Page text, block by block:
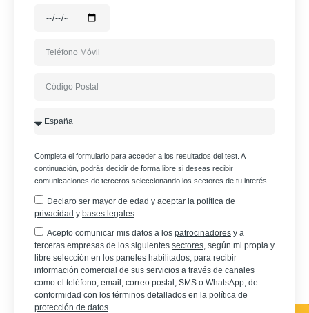
Completa el formulario para acceder a los resultados del test. A
continuación, podrás decidir de forma libre si deseas recibir
comunicaciones de terceros seleccionando los sectores de tu interés.
Declaro ser mayor de edad y aceptar la política de
privacidad y bases legales.
Acepto comunicar mis datos a los patrocinadores y a
terceras empresas de los siguientes sectores, según mi propia y
libre selección en los paneles habilitados, para recibir
información comercial de sus servicios a través de canales
como el teléfono, email, correo postal, SMS o WhatsApp, de
conformidad con los términos detallados en la política de
protección de datos.